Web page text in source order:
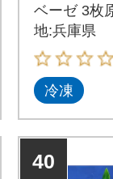
ベーゼ 3枚
地:兵庫県
冷凍
40